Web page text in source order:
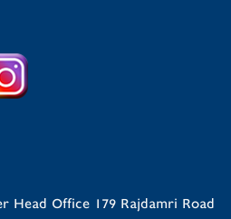
Head Office 179 Rajdamri Road